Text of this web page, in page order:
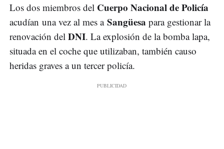
Los dos miembros del Cuerpo Nacional de Policía
acudían una vez al mes a Sangüesa para gestionar la
renovación del DNI. La explosión de la bomba lapa,
situada en el coche que utilizaban, también causo
heridas graves a un tercer policía.